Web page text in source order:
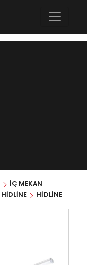
İÇ MEKAN
HİDLİNE HİDLİNE